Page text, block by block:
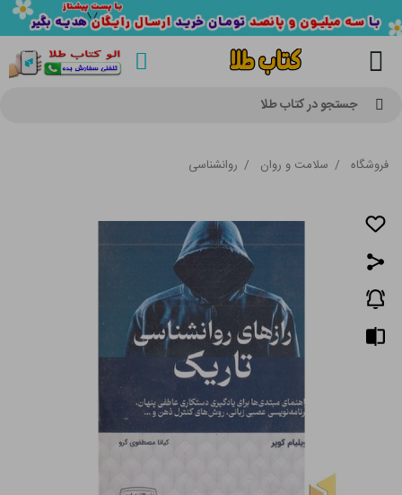
جستجو در کتاب طلا
فروشگاه / سلامت و روان / روانشناسی